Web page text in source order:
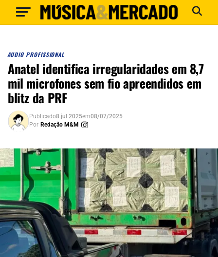
AUDIO PROFISSIONAL
Anatel identifica irregularidades em 8,7
mil microfones sem fio apreendidos em
blitz da PRF
Publicado8 jul 2025em08/07/2025
Por Redação M&M